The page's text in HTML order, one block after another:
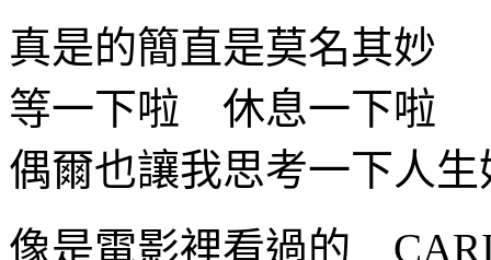
真是的簡直是莫名其妙
等一下啦 休息一下啦
偶爾也讓我思考一下人
像是電影裡看過的